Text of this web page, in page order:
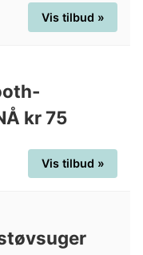
Vis tilbud »
kr 75
Vis tilbud »